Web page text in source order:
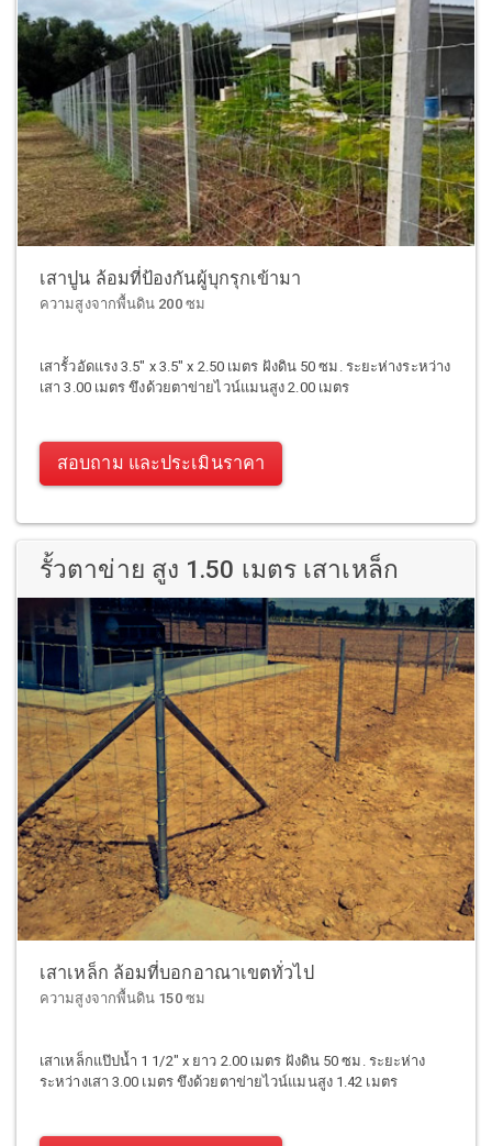
เสาปูน ล้อมที่ป้องกันผู้บุกรุกเข้ามา
ความสูงจากพื้นดิน 200 ซม
เสารั้วอัดแรง 3.5" x 3.5" x 2.50 เมตร ฝังดิน 50 ซม. ระยะห่างระหว่าง
เสา 3.00 เมตร ขึงด้วยตาข่ายไวน์แมนสูง 2.00 เมตร
สอบถาม และประเมินราคา
รั้วตาข่าย สูง 1.50 เมตร เสาเหล็ก
เสาเหล็ก ล้อมที่บอกอาณาเขตทั่วไป
ความสูงจากพื้นดิน 150 ซม
เสาเหล็กแป๊ปน้ำ 1 1/2" x ยาว 2.00 เมตร ฝังดิน 50 ซม. ระยะห่าง
ระหว่างเสา 3.00 เมตร ขึงด้วยตาข่ายไวน์แมนสูง 1.42 เมตร